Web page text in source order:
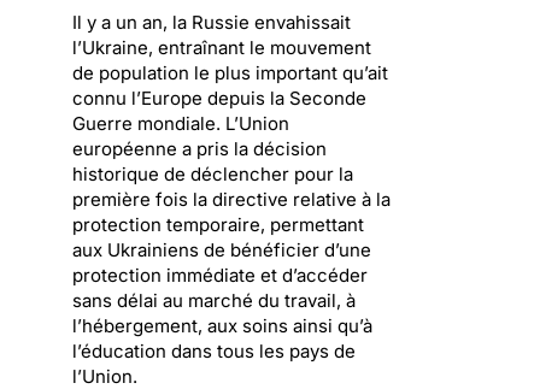
Il y a un an, la Russie envahissait
l’Ukraine, entraînant le mouvement
de population le plus important qu’ait
connu l’Europe depuis la Seconde
Guerre mondiale. L’Union
européenne a pris la décision
historique de déclencher pour la
première fois la directive relative à la
protection temporaire, permettant
aux Ukrainiens de bénéficier d’une
protection immédiate et d’accéder
sans délai au marché du travail, à
l’hébergement, aux soins ainsi qu’à
l’éducation dans tous les pays de
l’Union.